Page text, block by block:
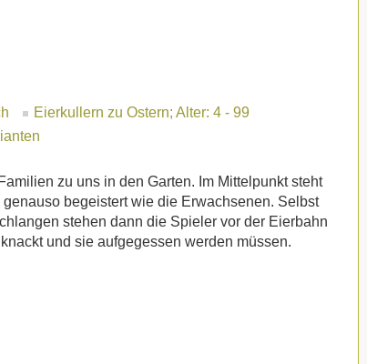
Eierkullern zu Ostern; Alter: 4 - 99
zu uns in den Garten. Im Mittelpunkt steht
begeistert wie die Erwachsenen. Selbst
stehen dann die Spieler vor der Eierbahn
und sie aufgegessen werden müssen.